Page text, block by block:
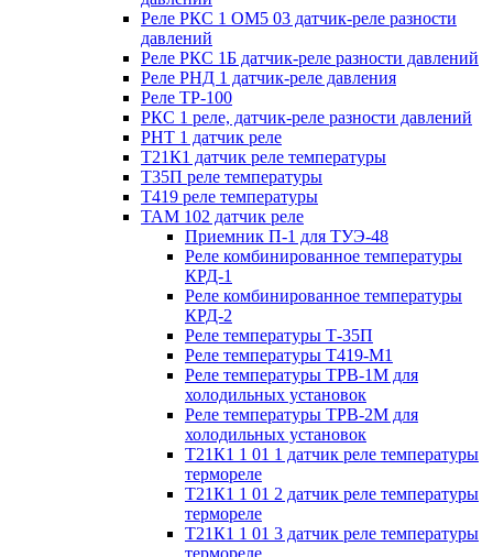
Реле РКС 1 ОМ5 03 датчик-реле разности
давлений
Реле РКС 1Б датчик-реле разности давлений
Реле РНД 1 датчик-реле давления
Реле ТР-100
РКС 1 реле, датчик-реле разности давлений
РНТ 1 датчик реле
Т21К1 датчик реле температуры
Т35П реле температуры
Т419 реле температуры
ТАМ 102 датчик реле
Приемник П-1 для ТУЭ-48
Реле комбинированное температуры
КРД-1
Реле комбинированное температуры
КРД-2
Реле температуры Т-35П
Реле температуры Т419-М1
Реле температуры ТРВ-1М для
холодильных установок
Реле температуры ТРВ-2М для
холодильных установок
Т21К1 1 01 1 датчик реле температуры
термореле
Т21К1 1 01 2 датчик реле температуры
термореле
Т21К1 1 01 3 датчик реле температуры